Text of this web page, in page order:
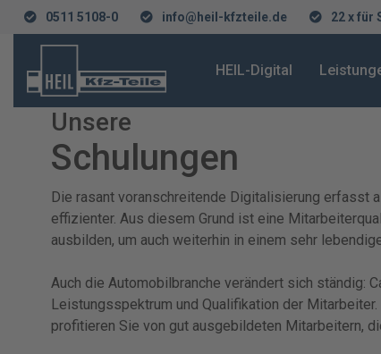
0511 5108-0 info@heil-kfzteile.de 22 x für
HEIL-Digital
Unsere
Schulungen
Die rasant voranschreitende Digitalisierung erfasst
effizienter. Aus diesem Grund ist eine
ausbilden, um auch weiterhin in einem sehr
Auch die Automobilbranche verändert sich ständig:
Leistungsspektrum und Qualifikation der
profitieren Sie von gut ausgebildeten Mitarbeitern,